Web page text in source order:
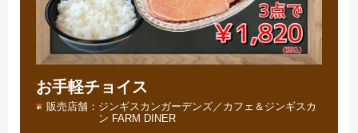
お手軽チョイス
販売店舗
ジンギスカンガーデンズ／カフェ＆ジンギスカ
ン FARM DINER